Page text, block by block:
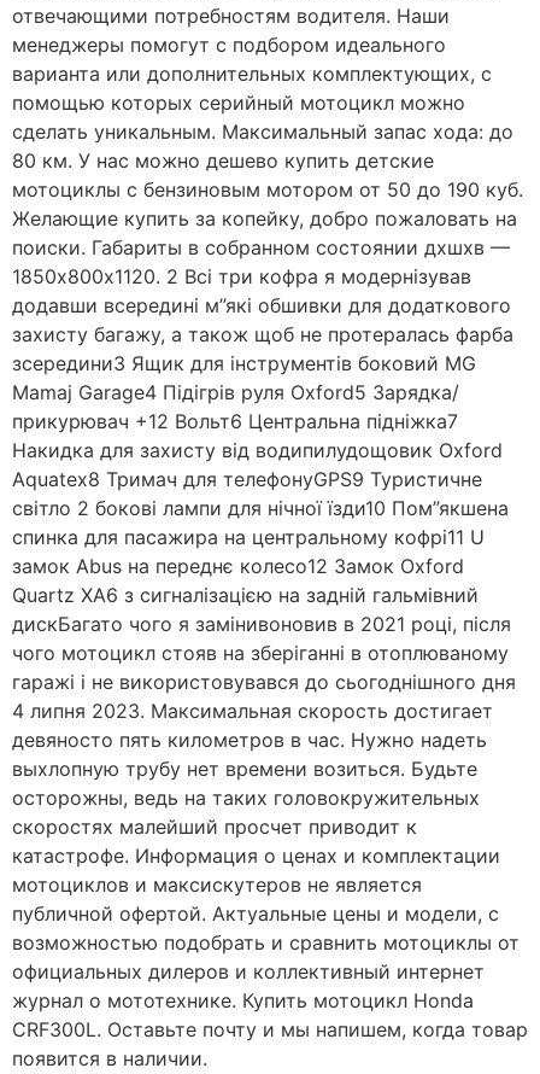
отвечающими потребностям водителя. Наши
менеджеры помогут с подбором идеального
варианта или дополнительных комплектующих, с
помощью которых серийный мотоцикл можно
сделать уникальным. Максимальный запас хода: до
80 км. У нас можно дешево купить детские
мотоциклы с бензиновым мотором от 50 до 190 куб.
Желающие купить за копейку, добро пожаловать на
поиски. Габариты в собранном состоянии дхшхв —
1850х800х1120. 2 Всі три кофра я модернізував
додавши всередині м”які обшивки для додаткового
захисту багажу, а також щоб не протералась фарба
зсередини3 Ящик для інструментів боковий MG
Mamaj Garage4 Підігрів руля Oxford5 Зарядка/
прикурювач +12 Вольт6 Центральна підніжка7
Накидка для захисту від водипилудощовик Oxford
Aquatex8 Тримач для телефонуGPS9 Туристичне
світло 2 бокові лампи для нічної їзди10 Пом”якшена
спинка для пасажира на центральному кофрі11 U
замок Abus на переднє колесо12 Замок Oxford
Quartz XA6 з сигналізацією на задній гальмівний
дискБагато чого я замінивоновив в 2021 році, після
чого мотоцикл стояв на зберіганні в отоплюваному
гаражі і не використовувався до сьогоднішного дня
4 липня 2023. Максимальная скорость достигает
девяносто пять километров в час. Нужно надеть
выхлопную трубу нет времени возиться. Будьте
осторожны, ведь на таких головокружительных
скоростях малейший просчет приводит к
катастрофе. Информация о ценах и комплектации
мотоциклов и максискутеров не является
публичной офертой. Актуальные цены и модели, с
возможностью подобрать и сравнить мотоциклы от
официальных дилеров и коллективный интернет
журнал о мототехнике. Купить мотоцикл Honda
CRF300L. Оставьте почту и мы напишем, когда товар
появится в наличии.